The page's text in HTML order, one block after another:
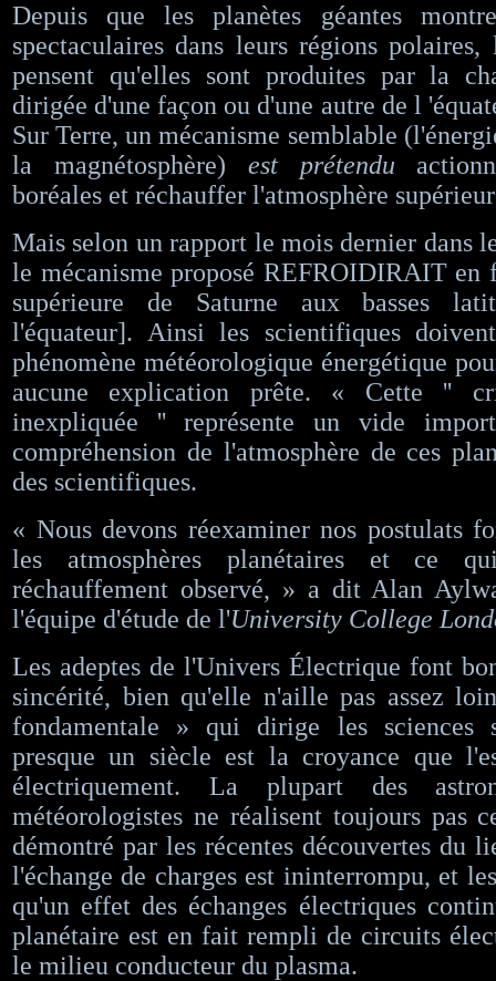
​​​​Depuis que les planètes géantes
spectaculaires dans leurs régions polaires,
pensent qu'elles sont produites par la
dirigée d'une façon ou d'une autre de l
Sur Terre, un mécanisme semblable
la magnétosphère) est prétendu
boréales et réchauffer l'atmosphère
​​​​Mais selon un rapport le mois dernier dans
le mécanisme proposé REFROIDIRAIT en
supérieure de Saturne aux basses
l'équateur]. Ainsi les scientifiques
phénomène météorologique énergétique
aucune explication prête. « Cette ''
inexpliquée '' représente un vide
compréhension de l'atmosphère de ces
des scientifiques.
​​​​« Nous devons réexaminer nos postulats
les atmosphères planétaires et ce
réchauffement observé, » a dit Alan
l'équipe d'étude de l'University College
​​​​Les adeptes de l'Univers Électrique font
sincérité, bien qu'elle n'aille pas assez
fondamentale » qui dirige les sciences
presque un siècle est la croyance que
électriquement. La plupart des
météorologistes ne réalisent toujours pas
démontré par les récentes découvertes du
l'échange de charges est ininterrompu, et
qu'un effet des échanges électriques
planétaire est en fait rempli de circuits
le milieu conducteur du plasma.